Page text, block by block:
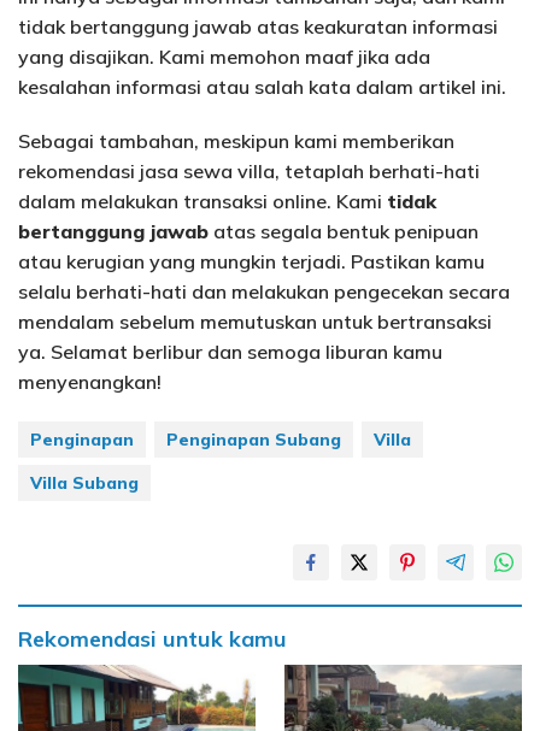
tidak bertanggung jawab atas keakuratan informasi
yang disajikan. Kami memohon maaf jika ada
kesalahan informasi atau salah kata dalam artikel ini.
Sebagai tambahan, meskipun kami memberikan
rekomendasi jasa sewa villa, tetaplah berhati-hati
dalam melakukan transaksi online. Kami tidak
bertanggung jawab atas segala bentuk penipuan
atau kerugian yang mungkin terjadi. Pastikan kamu
selalu berhati-hati dan melakukan pengecekan secara
mendalam sebelum memutuskan untuk bertransaksi
ya. Selamat berlibur dan semoga liburan kamu
menyenangkan!
Penginapan Penginapan Subang
Villa
Villa Subang
Rekomendasi untuk kamu